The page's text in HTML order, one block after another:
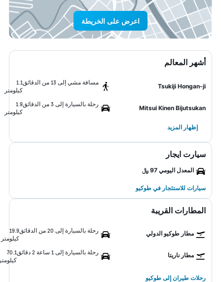
اعرض على الخريطة
أشهر المعالم
Tsukiji Hongan-ji
مسافة مشي إلى 13 من الدقائق
1.1
كيلومتر
Mitsui Kinen Bijutsukan
رحلة بالسيارة إلى 3 من الدقائق
1.9
كيلومتر
إظهار المزيد
سيارت ايجار
المعدل اليومي 97 ﷼
سيارات للاستئجار في طوكيو
المطارات القريبة
مطار طوكيو الدولي رحلة بالسيارة إلى 20 من الدقائق
19.9
كيلومتر
مطار ناريتا رحلة بالسيارة إلى 1 ساعة 2 دقائق
70.1
رحلات طيران إلى طوكيو